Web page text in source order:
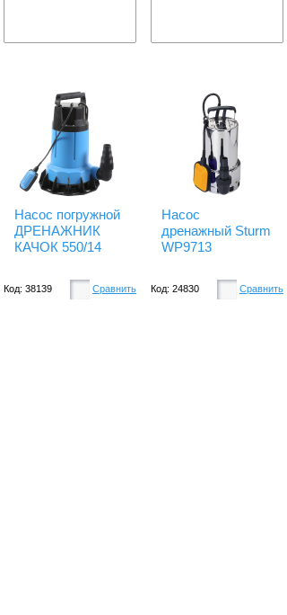
Насос погружной
ДРЕНАЖНИК
КАЧОК 550/14
Код: 38139 Сравнить
Насос
дренажный Sturm
WP9713
Код: 24830 Сравнить